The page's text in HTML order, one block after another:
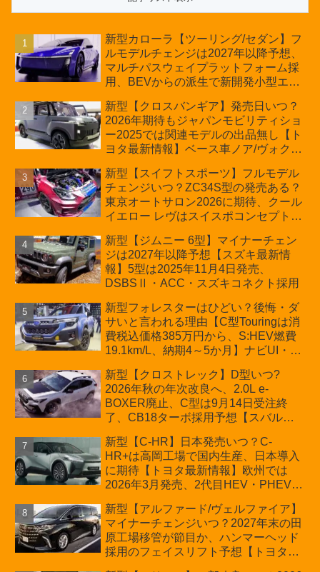
新型カローラ【ツーリング/セダン】フ
ルモデルチェンジは2027年以降予想、
マルチパスウェイプラットフォーム採
用、BEVからの派生で新開発小型エン
の採用は無しか【トヨタ最新情報】60
周年記念車発売
新型【クロスバンギア】発売日いつ？
2026年期待もジャパンモビリティショ
ー2025では関連モデルの出品無し【ト
ヨタ最新情報】ベース車ノア/ヴォクシ
ほか「コア」と「ツール」、デリカ
D:5対抗のクロスオーバーSUVミニバ
ン
新型【スイフトスポーツ】フルモデル
チェンジいつ？ZC34S型の発売ある？
東京オートサロン2026に期待、クール
イエロー レヴはスイスポコンセプト
プが争点【スズキ最新情報】特別仕様
車「ZC33S Final Edition」終了
新型【ジムニー 6型】マイナーチェン
ジは2027年以降予想【スズキ最新情
報】5型は2025年11月4日発売、
DSBSⅡ・ACC・スズキコネクト採用
新型フォレスターはひどい？後悔・ダ
サいと言われる理由【C型Touringは消
費税込価格385万円から、S:HEV燃費
19.1km/L、納期4～5か月】ナビUI・冬
カーオブザイヤーとJNCAP大賞受賞後
も残る注意点
新型【クロストレック】D型いつ?
2026年秋の年次改良へ、2.0L e-
BOXER廃止、C型は9月14日受注終
了、CB18ターボ採用予想【スバル最
新型【C-HR】日本発売いつ？C-
HR+は高岡工場で国内生産、日本導入
に期待【トヨタ最新情報】欧州では
2026年3月発売、2代目HEV・PHEVは
新型【アルファード/ヴェルファイア】
マイナーチェンジいつ？2027年末の田
原工場移管が節目か、ハンマーヘッド
採用のフェイスリフト予想【トヨタ最